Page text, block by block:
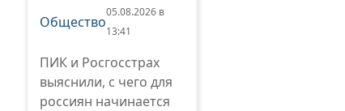
Общество
05.08.2026 в
13:41
ПИК и Росгосстрах
выяснили, с чего для
россиян начинается